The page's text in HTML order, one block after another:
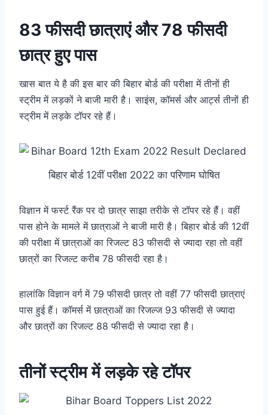
83 फीसदी छात्राएं और 78 फीसदी
छात्र हुए पास
खास बात ये है की इस बार की बिहार बोर्ड की परीक्षा में तीनों ही
स्ट्रीम में लड़कों ने बाजी मारी है। साइंस, कॉमर्स और आर्ट्स तीनों ही
स्ट्रीम में लड़के टॉपर रहे हैं।
बिहार बोर्ड 12वीं परीक्षा 2022 का परिणाम घोषित
विज्ञान में फर्स्ट रैंक पर दो छात्र साझा तरीके से टॉपर रहे हैं। वहीं
पास होने के मामले में छात्राओं ने बाजी मारी है। बिहार बोर्ड की 12वीं
की परीक्षा में छात्राओं का रिजल्ट 83 फीसदी से ज्यादा रहा तो वहीं
छात्रों का रिजल्ट करीब 78 फीसदी रहा है।
हालांकि विज्ञान वर्ग में 79 फीसदी छात्र तो वहीं 77 फीसदी छात्राएं
पास हुई हैं। कॉमर्स में छात्राओं का रिजल्ज 93 फीसदी से ज्यादा
और छात्रों का रिजल्ट 88 फीसदी से ज्यादा रहा है।
तीनों स्ट्रीम में लड़के रहे टॉपर